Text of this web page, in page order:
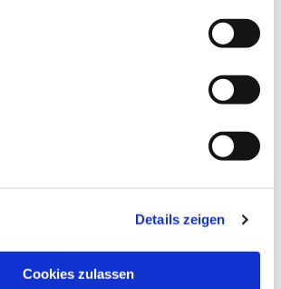
Details zeigen
Cookies zulassen